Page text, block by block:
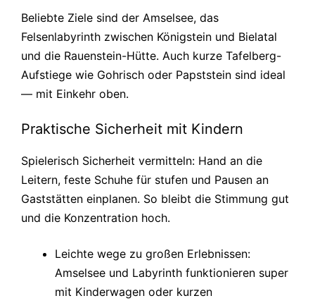
Beliebte Ziele sind der Amselsee, das
Felsenlabyrinth zwischen Königstein und Bielatal
und die Rauenstein-Hütte. Auch kurze Tafelberg-
Aufstiege wie Gohrisch oder Papststein sind ideal
— mit Einkehr oben.
Praktische Sicherheit mit Kindern
Spielerisch Sicherheit vermitteln: Hand an die
Leitern, feste Schuhe für stufen und Pausen an
Gaststätten einplanen. So bleibt die Stimmung gut
und die Konzentration hoch.
Leichte wege zu großen Erlebnissen:
Amselsee und Labyrinth funktionieren super
mit Kinderwagen oder kurzen